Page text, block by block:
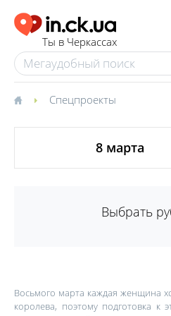
Ты в Черкассах
Спецпроекты
8 марта
Выбрать
Восьмого марта каждая женщина
королева, поэтому подготовка к